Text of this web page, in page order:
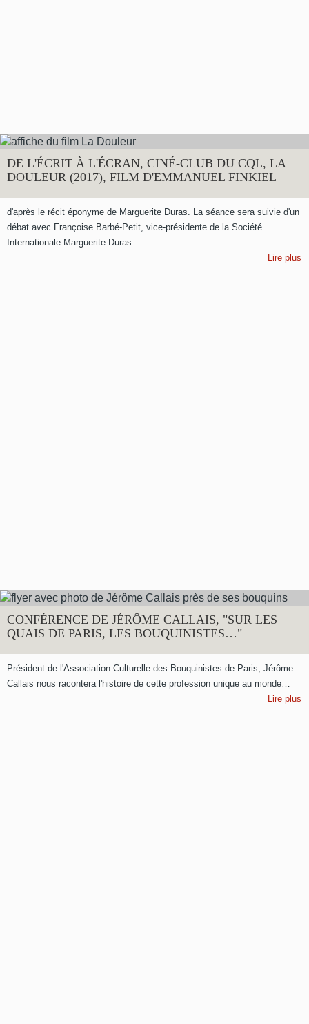
DE L'ÉCRIT À L'ÉCRAN, CINÉ-CLUB DU CQL, LA
DOULEUR (2017), FILM D'EMMANUEL FINKIEL
d'après le récit éponyme de Marguerite Duras. La séance sera suivie d'un
débat avec Françoise Barbé-Petit, vice-présidente de la Société
Internationale Marguerite Duras
Lire plus
CONFÉRENCE DE JÉRÔME CALLAIS, "SUR LES
QUAIS DE PARIS, LES BOUQUINISTES…"
Président de l'Association Culturelle des Bouquinistes de Paris, Jérôme
Callais nous racontera l'histoire de cette profession unique au monde…
Lire plus